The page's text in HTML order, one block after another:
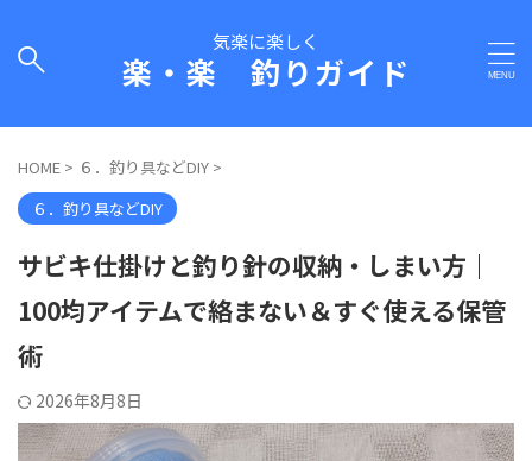
気楽に楽しく
楽・楽 釣りガイド
HOME > ６．釣り具などDIY >
６．釣り具などDIY
サビキ仕掛けと釣り針の収納・しまい方｜
100均アイテムで絡まない＆すぐ使える保管
術
2026年8月8日